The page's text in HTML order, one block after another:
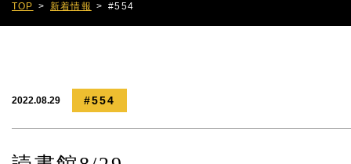
TOP 新着情報 #554
2022.08.29 #554